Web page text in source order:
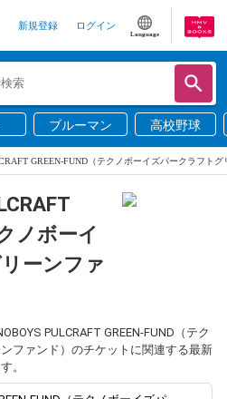
新規登録 ログイン
Language
ブルーマン 高校野球
GREEN-FUND（テクノボーイズパークラフト
ノボーイ
ーンファ
PULCRAFT GREEN-FUND（テク
ファンド）のチケットに関連する最新
。